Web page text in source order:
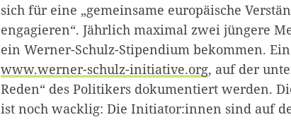
sich für eine „gemeinsame europäische
engagieren“. Jährlich maximal zwei jüngere
ein Werner-Schulz-Stipendium bekommen.
www.werner-schulz-initiative.org, auf der
Reden“ des Politikers dokumentiert werden.
ist noch wacklig: Die Initiator:innen sind auf